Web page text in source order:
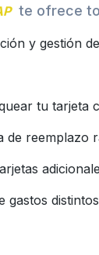
te ofrece
y gestión
tu tarjeta
de reemplazo
gastos